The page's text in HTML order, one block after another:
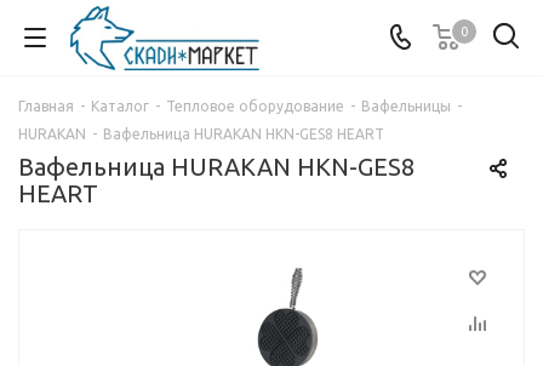
0
Главная - Каталог - Тепловое оборудование - Вафельницы -
HURAKAN - Вафельница HURAKAN HKN-GES8 HEART
Вафельница HURAKAN HKN-GES8
HEART